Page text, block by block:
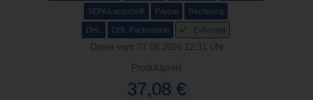
SEPA/Lastschrift Paypal Rechnung
DHL DHL Packstation E-Rezept
Daten vom 07.08.2026 12:31 Uhr
Produktpreis
37,08 €